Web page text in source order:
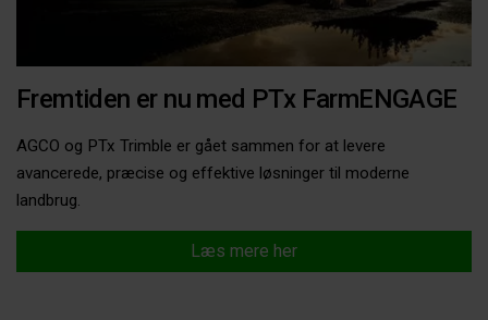
Fremtiden er nu med PTx FarmENGAGE
AGCO og PTx Trimble er gået sammen for at levere
avancerede, præcise og effektive løsninger til moderne
landbrug.
Læs mere her